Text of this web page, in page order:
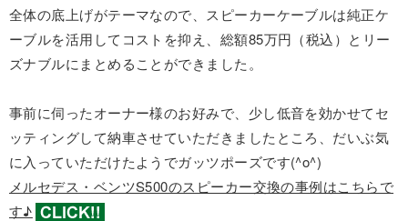
全体の底上げがテーマなので、スピーカーケーブルは純正ケ
ーブルを活用してコストを抑え、総額85万円（税込）とリー
ズナブルにまとめることができました。
事前に伺ったオーナー様のお好みで、少し低音を効かせてセ
ッティングして納車させていただきましたところ、だいぶ気
に入っていただけたようでガッツポーズです(^o^)
メルセデス・ベンツS500のスピーカー交換の事例はこちらで
す♪